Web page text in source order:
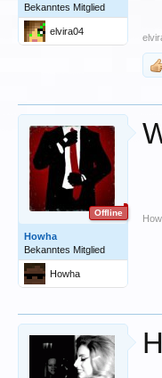
Bekanntes Mitglied
elvira04
Offline
Howha
Bekanntes Mitglied
Howha